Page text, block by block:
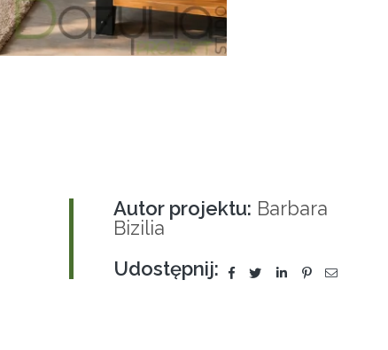
Autor projektu: Barbara
Bizilia
Udostępnij: